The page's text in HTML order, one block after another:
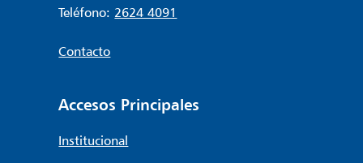
Teléfono: 2624 4091
Contacto
Accesos Principales
Institucional